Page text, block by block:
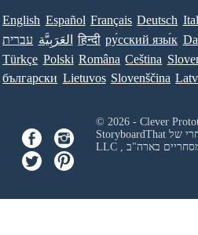
English Español Français Deutsch
עברית العَرَبِيَّة हिन्दी ру́сский язы́к
Türkçe Polski Româna Ceština
български Lietuvos Slovenščina
LLC
בארה"ב